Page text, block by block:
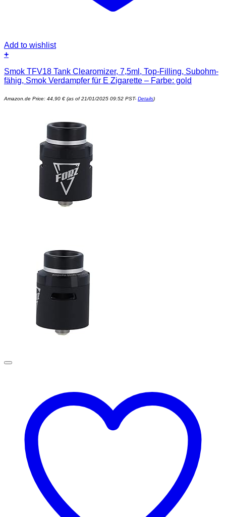
Add to wishlist
+
Smok TFV18 Tank Clearomizer, 7,5ml, Top-Filling, Subohm-
fähig, Smok Verdampfer für E Zigarette – Farbe: gold
Amazon.de Price: 44,90 € (as of 21/01/2025 09:52 PST- Details)